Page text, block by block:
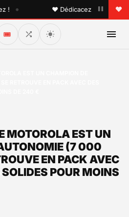
• ♥ Dédicacez un titre à
🎟️
MOTOROLA EST UN
(7 000
EN PACK AVEC
POUR MOINS